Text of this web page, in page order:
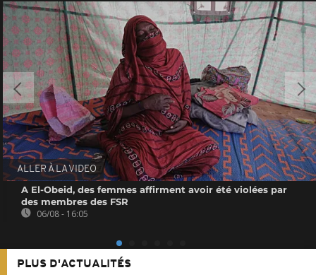
ALLER À LA VIDEO
A El-Obeid, des femmes affirment avoir été violées par
des membres des FSR
06/08 - 16:05
PLUS D'ACTUALITÉS